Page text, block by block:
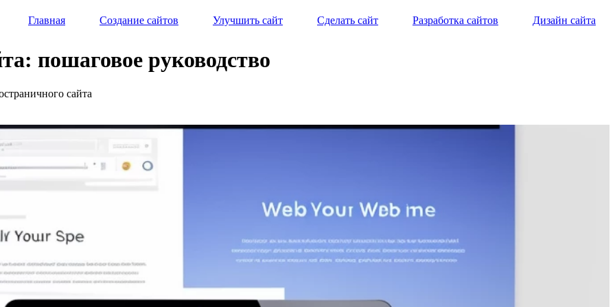
Главная Создание сайтов Улучшить сайт Сделать сайт Разработка сайтов Дизайн сайта
пошаговое руководство
сайта